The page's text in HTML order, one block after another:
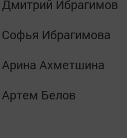
Дмитрий Ибрагимов
Софья Ибрагимова
Арина Ахметшина
Белов